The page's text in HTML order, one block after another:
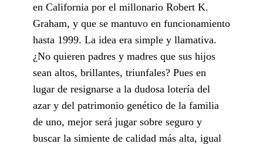
en California por el millonario Robert K.
Graham, y que se mantuvo en funcionamiento
hasta 1999. La idea era simple y llamativa.
¿No quieren padres y madres que sus hijos
sean altos, brillantes, triunfales? Pues en
lugar de resignarse a la dudosa lotería del
azar y del patrimonio genético de la familia
de uno, mejor será jugar sobre seguro y
buscar la simiente de calidad más alta, igual